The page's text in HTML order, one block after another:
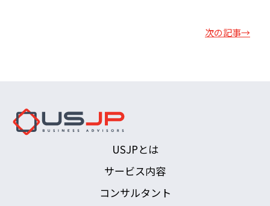
次の記事→
USJPとは
サービス内容
コンサルタント